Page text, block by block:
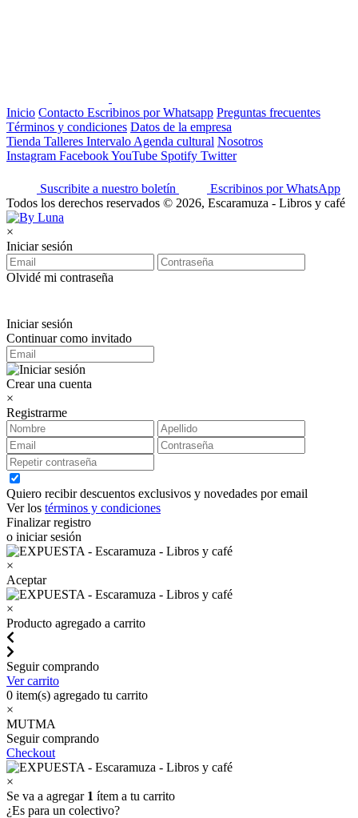
Inicio Contacto Escribinos por Whatsapp Preguntas frecuentes
Términos y condiciones Datos de la empresa
Tienda Talleres Intervalo Agenda cultural Nosotros
Instagram FacebookYouTube Spotify Twitter
Suscribite a nuestro boletín
Escribinos por WhatsApp
Todos los derechos reservados © 2026, Escaramuza - Libros y café
×
Iniciar sesión
Olvidé mi contraseña
Iniciar sesión
Continuar como invitado
Crear una cuenta
×
Registrarme
Quiero recibir descuentos exclusivos y novedades por email
Ver los términos y condiciones
Finalizar registro
o iniciar sesión
×
Aceptar
×
Producto agregado a carrito
Seguir comprando
Ver carrito
0 item(s) agregado tu carrito
×
MUTMA
Seguir comprando
Checkout
×
Se va a agregar 1 ítem a tu carrito
¿Es para un colectivo?